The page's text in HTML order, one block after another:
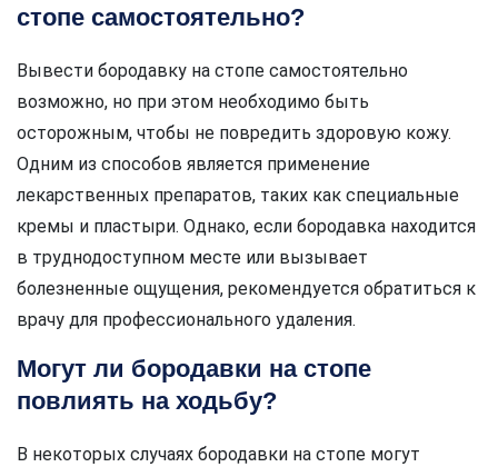
стопе самостоятельно?
Вывести бородавку на стопе самостоятельно
возможно, но при этом необходимо быть
осторожным, чтобы не повредить здоровую кожу.
Одним из способов является применение
лекарственных препаратов, таких как специальные
кремы и пластыри. Однако, если бородавка находится
в труднодоступном месте или вызывает
болезненные ощущения, рекомендуется обратиться к
врачу для профессионального удаления.
Могут ли бородавки на стопе
повлиять на ходьбу?
В некоторых случаях бородавки на стопе могут